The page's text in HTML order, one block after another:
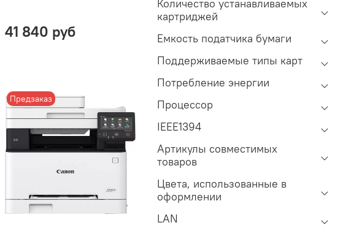
41 840 руб
Предзаказ
Количество устанавливаемых
картриджей
Емкость податчика бумаги
Поддерживаемые типы карт
Потребление энергии
Процессор
IEEE1394
Артикулы совместимых
товаров
Цвета, использованные в
оформлении
LAN